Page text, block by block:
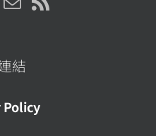
結
Policy